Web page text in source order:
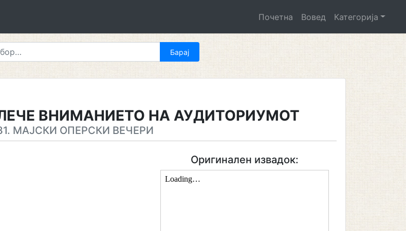
Почетна Вовед Категорија
ВНИМАНИЕТО НА АУДИТОРИУМОТ
МАЈСКИ ОПЕРСКИ ВЕЧЕРИ
Оригинален извадок: